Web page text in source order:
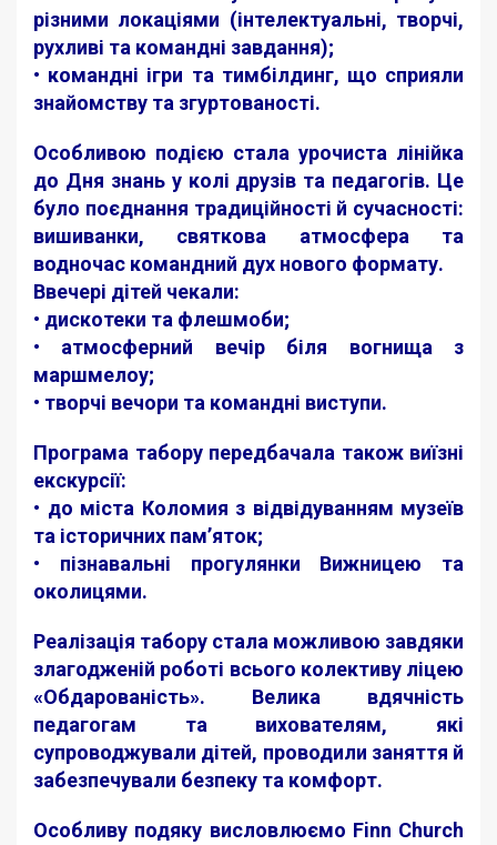
різними локаціями (інтелектуальні, творчі,
рухливі та командні завдання);
• командні ігри та тимбілдинг, що сприяли
знайомству та згуртованості.
Особливою подією стала урочиста лінійка
до Дня знань у колі друзів та педагогів. Це
було поєднання традиційності й сучасності:
вишиванки, святкова атмосфера та
водночас командний дух нового формату.
Ввечері дітей чекали:
• дискотеки та флешмоби;
• атмосферний вечір біля вогнища з
маршмелоу;
• творчі вечори та командні виступи.
Програма табору передбачала також виїзні
екскурсії:
• до міста Коломия з відвідуванням музеїв
та історичних пам’яток;
• пізнавальні прогулянки Вижницею та
околицями.
Реалізація табору стала можливою завдяки
злагодженій роботі всього колективу ліцею
«Обдарованість». Велика вдячність
педагогам та вихователям, які
супроводжували дітей, проводили заняття й
забезпечували безпеку та комфорт.
Особливу подяку висловлюємо Finn Church